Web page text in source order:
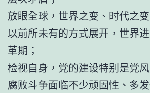
放眼全球，世界之变、时代之
以前所未有的方式展开，世界
革期；
检视自身，党的建设特别是党
腐败斗争面临不少顽固性、多